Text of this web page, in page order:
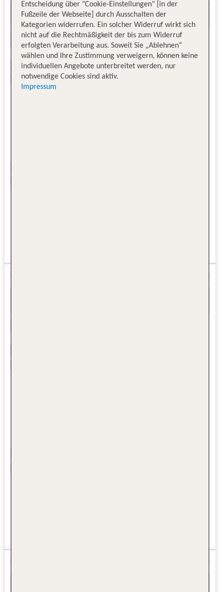
Entscheidung über "Cookie-Einstellungen" [in der
Fußzeile der Webseite] durch Ausschalten der
Kategorien widerrufen. Ein solcher Widerruf wirkt sich
nicht auf die Rechtmäßigkeit der bis zum Widerruf
erfolgten Verarbeitung aus. Soweit Sie „Ablehnen“
wählen und Ihre Zustimmung verweigern, können keine
individuellen Angebote unterbreitet werden, nur
notwendige Cookies sind aktiv.
Impressum